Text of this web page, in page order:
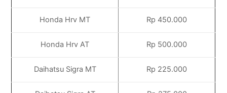
Honda Hrv MT Rp 450.000
Honda Hrv AT Rp 500.000
Daihatsu Sigra MT Rp 225.000